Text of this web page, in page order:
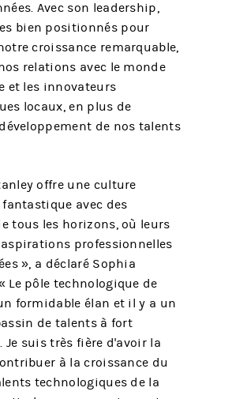
Avec son leadership,
bien positionnés pour
croissance remarquable,
relations avec le monde
et les innovateurs
locaux, en plus de
de nos talents
offre une culture
avec des
tous les horizons, où leurs
professionnelles
», a déclaré Sophia
Le pôle technologique de
formidable élan et il y a un
de talents à fort
suis très fière d'avoir la
à la croissance du
technologiques de la